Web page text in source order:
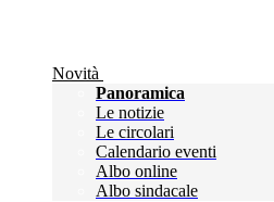
Novità
Panoramica
Le notizie
Le circolari
Calendario eventi
Albo online
Albo sindacale